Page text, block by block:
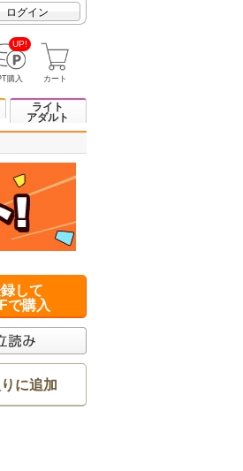
ログイン
UP!
購入 カート
ライト
アダルト
して
で購入
に追加